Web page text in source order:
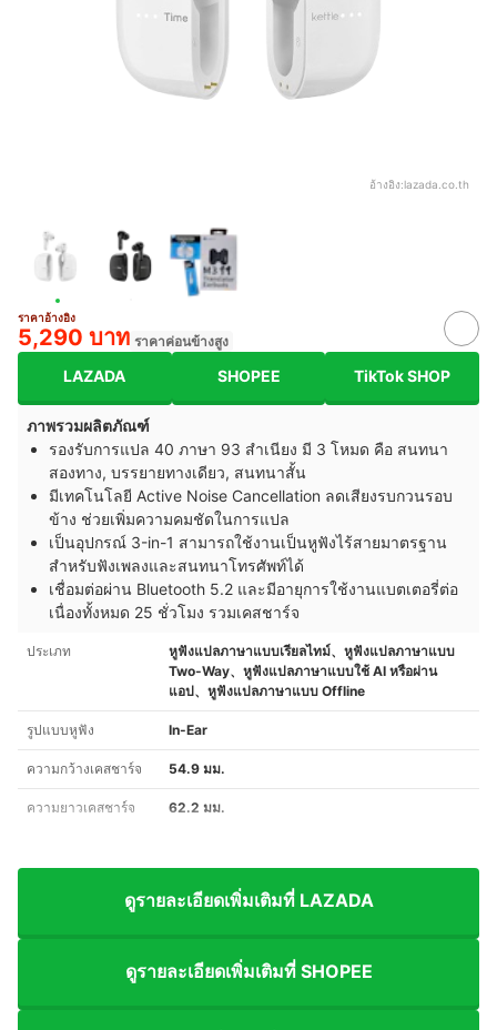
อ้างอิง:lazada.co.th
ราคาอ้างอิง
5,290 บาท ราคาค่อนข้างสูง
LAZADA SHOPEE TikTok SHOP
ภาพรวมผลิตภัณฑ์
รองรับการแปล 40 ภาษา 93 สำเนียง มี 3 โหมด คือ สนทนา
สองทาง, บรรยายทางเดียว, สนทนาสั้น
มีเทคโนโลยี Active Noise Cancellation ลดเสียงรบกวนรอบ
ข้าง ช่วยเพิ่มความคมชัดในการแปล
เป็นอุปกรณ์ 3-in-1 สามารถใช้งานเป็นหูฟังไร้สายมาตรฐาน
สำหรับฟังเพลงและสนทนาโทรศัพท์ได้
เชื่อมต่อผ่าน Bluetooth 5.2 และมีอายุการใช้งานแบตเตอรี่ต่อ
เนื่องทั้งหมด 25 ชั่วโมง รวมเคสชาร์จ
ประเภท
หูฟังแปลภาษาแบบเรียลไทม์、หูฟังแปลภาษาแบบ
Two-Way、หูฟังแปลภาษาแบบใช้ AI หรือผ่าน
แอป、หูฟังแปลภาษาแบบ Offline
รูปแบบหูฟัง In-Ear
ความกว้างเคสชาร์จ 54.9 มม.
ความยาวเคสชาร์จ 62.2 มม.
ดูรายละเอียดเพิ่มเติมที่ LAZADA
ดูรายละเอียดเพิ่มเติมที่ SHOPEE